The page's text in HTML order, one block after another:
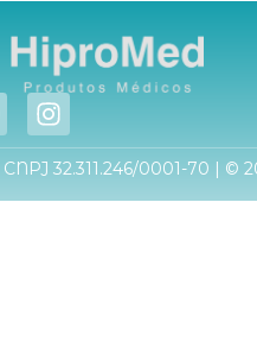
32.311.246/0001-70 | ©